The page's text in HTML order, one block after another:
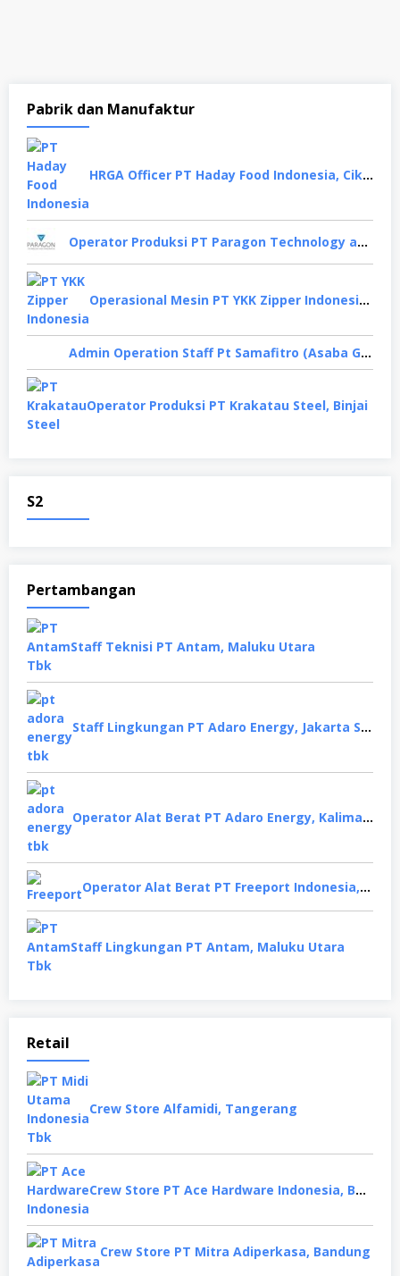
Pabrik dan Manufaktur
HRGA Officer PT Haday Food Indonesia, Cikarang
Operator Produksi PT Paragon Technology and Innovation, Tangerang
Operasional Mesin PT YKK Zipper Indonesia, Depok
Admin Operation Staff Pt Samafitro (Asaba Group), Jakarta Pusat
Operator Produksi PT Krakatau Steel, Binjai
S2
Pertambangan
Staff Teknisi PT Antam, Maluku Utara
Staff Lingkungan PT Adaro Energy, Jakarta Selatan
Operator Alat Berat PT Adaro Energy, Kalimantan Selatan
Operator Alat Berat PT Freeport Indonesia, Papua
Staff Lingkungan PT Antam, Maluku Utara
Retail
Crew Store Alfamidi, Tangerang
Crew Store PT Ace Hardware Indonesia, Bekasi
Crew Store PT Mitra Adiperkasa, Bandung